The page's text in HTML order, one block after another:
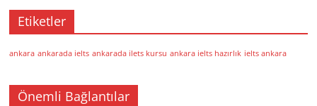
Etiketler
ankara ankarada ielts ankarada ilets kursu ankara ielts hazırlık ielts ankara
Önemli Bağlantılar